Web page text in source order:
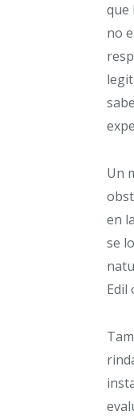
que
no
Un
en
se
Edil